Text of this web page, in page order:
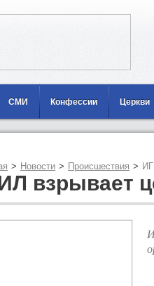
СМИ Конфессии Церкви
> Новости > Происшествия >
взрывает